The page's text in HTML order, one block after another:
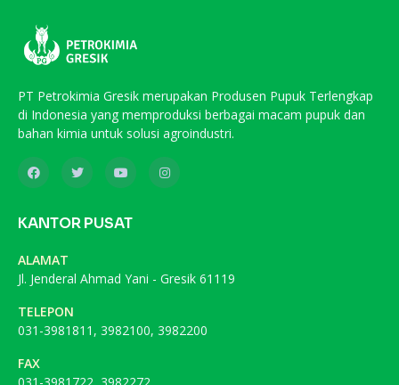
PT Petrokimia Gresik merupakan Produsen Pupuk Terlengkap
di Indonesia yang memproduksi berbagai macam pupuk dan
bahan kimia untuk solusi agroindustri.
KANTOR PUSAT
ALAMAT
Jl. Jenderal Ahmad Yani - Gresik 61119
TELEPON
031-3981811, 3982100, 3982200
FAX